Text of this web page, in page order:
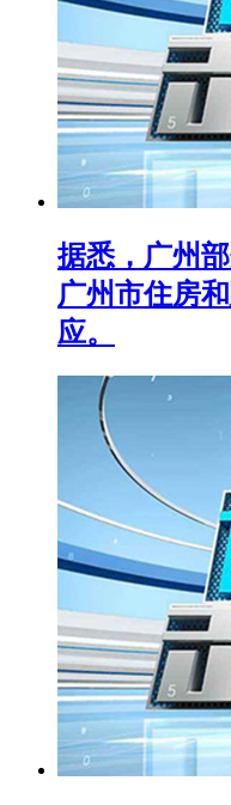
据悉，广州
广州市住房
应。